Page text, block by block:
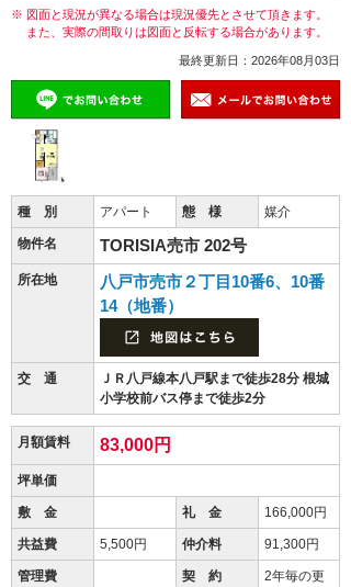
※ 図面と現況が異なる場合は現況優先とさせて頂きます。
また、実際の間取りは図面と反転する場合があります。
最終更新日：2026年08月03日
種 別 アパート 態 様 媒介
物件名 TORISIA売市 202号
所在地
八戸市売市２丁目10番6、10番
14（地番）
交 通
ＪＲ八戸線本八戸駅まで徒歩28分 根城
小学校前バス停まで徒歩2分
月額賃料 83,000円
坪単価
敷 金 礼 金 166,000円
共益費 5,500円 仲介料 91,300円
管理費 契 約
2年毎の更